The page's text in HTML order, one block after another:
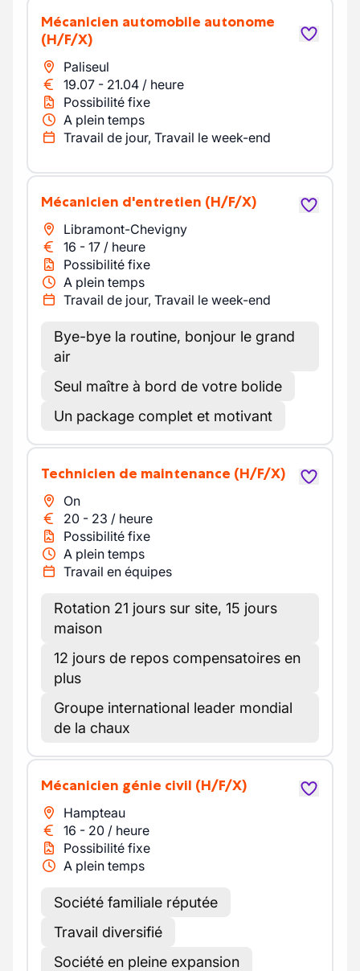
mécanicien automobile autonome
(H/F/X)
Paliseul
19.07 - 21.04 / heure
Possibilité fixe
A plein temps
Travail de jour, Travail le week-end
Mécanicien d'entretien (H/F/X)
Libramont-Chevigny
16 - 17 / heure
Possibilité fixe
A plein temps
Travail de jour, Travail le week-end
Bye-bye la routine, bonjour le grand
air
Seul maître à bord de votre bolide
Un package complet et motivant
Technicien de maintenance (H/F/X)
On
20 - 23 / heure
Possibilité fixe
A plein temps
Travail en équipes
Rotation 21 jours sur site, 15 jours
maison
12 jours de repos compensatoires en
plus
Groupe international leader mondial
de la chaux
Mécanicien génie civil (H/F/X)
Hampteau
16 - 20 / heure
Possibilité fixe
A plein temps
Société familiale réputée
Travail diversifié
Société en pleine expansion